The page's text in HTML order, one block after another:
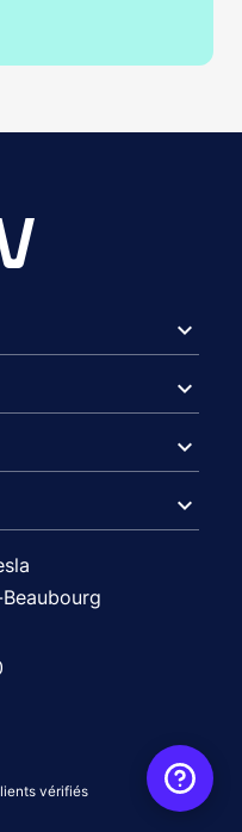
expand_more
expand_more
expand_more
expand_more